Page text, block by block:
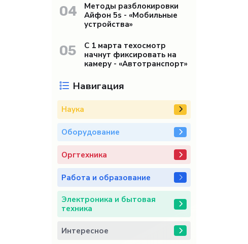
04
Методы разблокировки
Айфон 5s - «Мобильные
устройства»
05
С 1 марта техосмотр
начнут фиксировать на
камеру - «Автотранспорт»
Навигация
Наука
Оборудование
Оргтехника
Работа и образование
Электроника и бытовая
техника
Интересное